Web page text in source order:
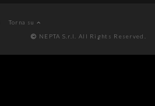
Torna su
NEPTA S.r.l. All Rights Reserved.